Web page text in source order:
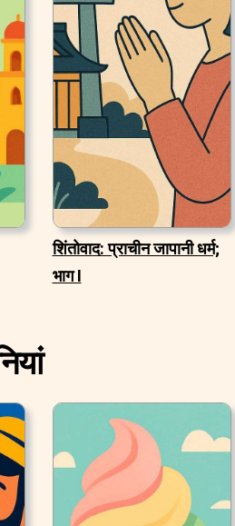
शिंतोवाद: प्राचीन जापानी धर्म;
भाग I